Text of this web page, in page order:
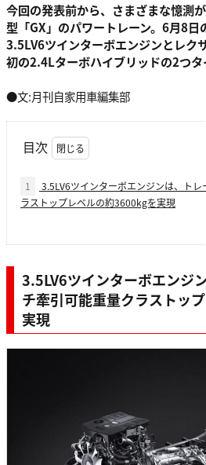
今回の発表前から、さまざまな憶測
型「GX」のパワートレーン。6月8日
3.5LV6ツインターボエンジンとレク
初の2.4Lターボハイブリッドの2つタ
●文:月刊自家用車編集部
目次
1
3.5LV6ツインターボエンジンは、ト
ラストップレベルの約3600kgを実現
3.5LV6ツインターボエンジ
チ牽引可能重量クラストッ
実現